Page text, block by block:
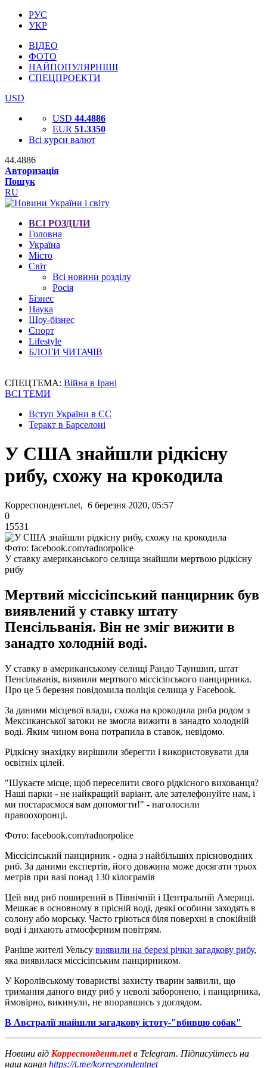
РУС
УКР
ВІДЕО
ФОТО
НАЙПОПУЛЯРНІШІ
СПЕЦПРОЕКТИ
USD
USD 44.4886
EUR 51.3350
Всі курси валют
44.4886
Авторизація
Пошук
RU
ВСІ РОЗДІЛИ
Головна
Україна
Місто
Світ
Всі новини розділу
Росія
Бізнес
Наука
Шоу-бізнес
Спорт
Lifestyle
БЛОГИ ЧИТАЧІВ
СПЕЦТЕМА: Війна в Ірані
ВСІ ТЕМИ
Вступ України в ЄС
Теракт в Барселоні
У США знайшли рідкісну
рибу, схожу на крокодила
Корреспондент.net, 6 березня 2020, 05:57
0
15531
Фото: facebook.com/radnorpolice
У ставку американського селища знайшли мертвою рідкісну
рибу
Мертвий міссісіпський панцирник був
виявлений у ставку штату
Пенсільванія. Він не зміг вижити в
занадто холодній воді.
У ставку в американському селищі Рандо Тауншип, штат
Пенсільванія, виявили мертвого міссісіпського панцирника.
Про це 5 березня повідомила поліція селища у Facebook.
За даними місцевої влади, схожа на крокодила риба родом з
Мексиканської затоки не змогла вижити в занадто холодній
воді. Яким чином вона потрапила в ставок, невідомо.
Рідкісну знахідку вирішили зберегти і використовувати для
освітніх цілей.
"Шукаєте місце, щоб переселити свого рідкісного вихованця?
Наші парки - не найкращий варіант, але зателефонуйте нам, і
ми постараємося вам допомогти!" - наголосили
правоохоронці.
Фото: facebook.com/radnorpolice
Міссісіпський панцирник - одна з найбільших прісноводних
риб. За даними експертів, його довжина може досягати трьох
метрів при вазі понад 130 кілограмів
Цей вид риб поширений в Північній і Центральній Америці.
Мешкає в основному в прісній воді, деякі особини заходять в
солону або морську. Часто гріються біля поверхні в спокійній
воді і дихають атмосферним повітрям.
Раніше жителі Уельсу виявили на березі річки загадкову рибу,
яка виявилася міссісіпським панцирником.
У Королівському товаристві захисту тварин заявили, що
тримання даного виду риб у неволі заборонено, і панцирника,
ймовірно, викинули, не впоравшись з доглядом.
В Австралії знайшли загадкову істоту-"вбивцю собак"
Новини від Корреспондент.netв Telegram. Підписуйтесь на
наш канал https://t.me/korrespondentnet